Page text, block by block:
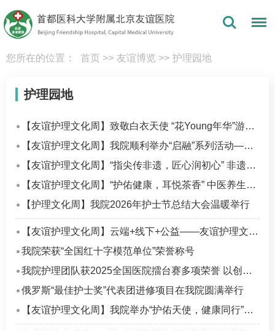
您所在的位置： 首页 >> 友谊博览 >> 护理园地
护理园地
【友谊护理文化周】致敬白衣天使 “花Young年华”游园会欢乐开启
【友谊护理文化周】我院顺利举办“启融”系列活动——护理创新成果转化路演
【友谊护理文化周】“指尖传非遗，匠心润初心” 非遗陶瓷贴画DIY活动温暖定格
【友谊护理文化周】“护佑健康，耳悦茶香” 中医养生讲座，帮助美小护舒缓身心压力
【护理文化周】我院2026年护士节总结大会温暖举行
【友谊护理文化周】云端+线下+公益——友谊护理文化周义诊“三箭齐发” 守护健康零距离
我院荣获“全国红十字模范单位”荣誉称号
我院护理团队获2025全国医院擂台赛多项荣誉 以创新实践诠释“健康为民”初心使命
俄罗斯“最佳护士奖”代表团进修项目在我院圆满举行
【友谊护理文化周】我院举办“护佑天使，健康同行”护士节总结表彰大会